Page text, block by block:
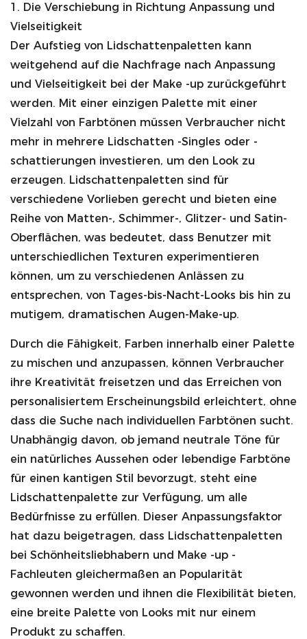
1. Die Verschiebung in Richtung Anpassung und
Vielseitigkeit
Der Aufstieg von Lidschattenpaletten kann
weitgehend auf die Nachfrage nach Anpassung
und Vielseitigkeit bei der Make -up zurückgeführt
werden. Mit einer einzigen Palette mit einer
Vielzahl von Farbtönen müssen Verbraucher nicht
mehr in mehrere Lidschatten -Singles oder -
schattierungen investieren, um den Look zu
erzeugen. Lidschattenpaletten sind für
verschiedene Vorlieben gerecht und bieten eine
Reihe von Matten-, Schimmer-, Glitzer- und Satin-
Oberflächen, was bedeutet, dass Benutzer mit
unterschiedlichen Texturen experimentieren
können, um zu verschiedenen Anlässen zu
entsprechen, von Tages-bis-Nacht-Looks bis hin zu
mutigem, dramatischen Augen-Make-up.
Durch die Fähigkeit, Farben innerhalb einer Palette
zu mischen und anzupassen, können Verbraucher
ihre Kreativität freisetzen und das Erreichen von
personalisiertem Erscheinungsbild erleichtert, ohne
dass die Suche nach individuellen Farbtönen sucht.
Unabhängig davon, ob jemand neutrale Töne für
ein natürliches Aussehen oder lebendige Farbtöne
für einen kantigen Stil bevorzugt, steht eine
Lidschattenpalette zur Verfügung, um alle
Bedürfnisse zu erfüllen. Dieser Anpassungsfaktor
hat dazu beigetragen, dass Lidschattenpaletten
bei Schönheitsliebhabern und Make -up -
Fachleuten gleichermaßen an Popularität
gewonnen werden und ihnen die Flexibilität bieten,
eine breite Palette von Looks mit nur einem
Produkt zu schaffen.